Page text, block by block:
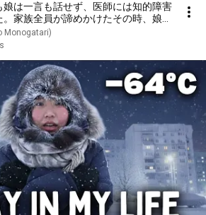
娘は一言も話せず、医師には知的障害
家族全員が諦めかけたその時、娘が
初めて口を開き、私はその場で凍り
Monogatari)